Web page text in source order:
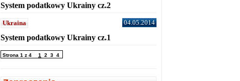
System podatkowy Ukrainy cz.2
Ukraina 04.05.2014
System podatkowy Ukrainy cz.1
Strona 1 z 4 1 2 3 4